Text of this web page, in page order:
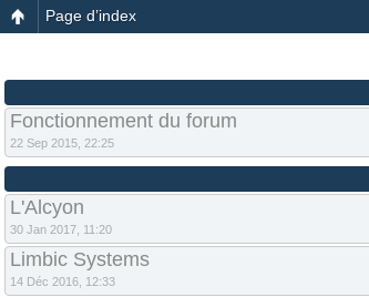
Page d’index
Fonctionnement du forum
22 Sep 2015, 22:25
L'Alcyon
30 Jan 2017, 11:20
Limbic Systems
14 Déc 2016, 12:33